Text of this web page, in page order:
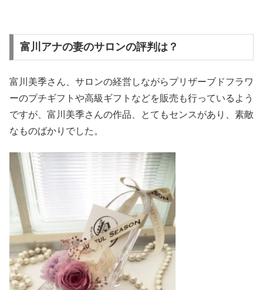
富川アナの妻のサロンの評判は？
富川美季さん、サロンの経営しながらプリザーブドフラワ
ーのプチギフトや高級ギフトなどを販売も行っているよう
ですが、富川美季さんの作品、とてもセンスがあり、素敵
なものばかりでした。